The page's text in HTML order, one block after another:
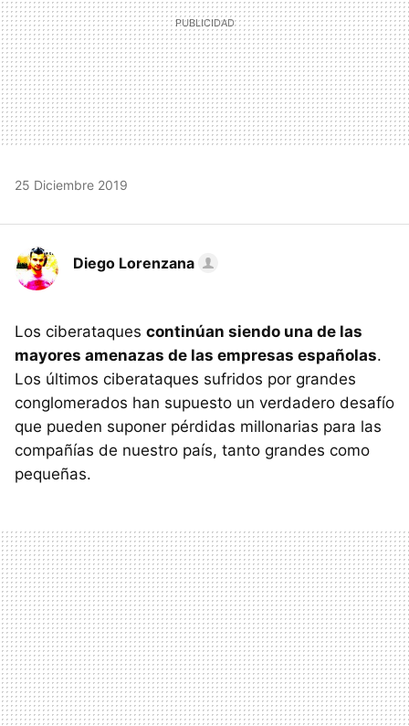
25 Diciembre 2019
Diego Lorenzana
Los ciberataques continúan siendo una de las
mayores amenazas de las empresas españolas.
Los últimos ciberataques sufridos por grandes
conglomerados han supuesto un verdadero desafío
que pueden suponer pérdidas millonarias para las
compañías de nuestro país, tanto grandes como
pequeñas.